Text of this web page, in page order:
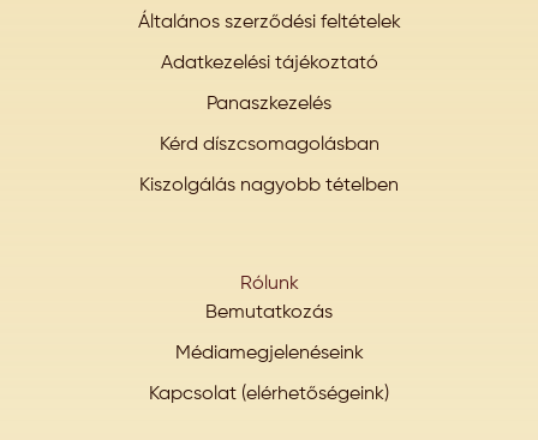
Általános szerződési feltételek
Adatkezelési tájékoztató
Panaszkezelés
Kérd díszcsomagolásban
Kiszolgálás nagyobb tételben
Rólunk
Bemutatkozás
Médiamegjelenéseink
Kapcsolat (elérhetőségeink)